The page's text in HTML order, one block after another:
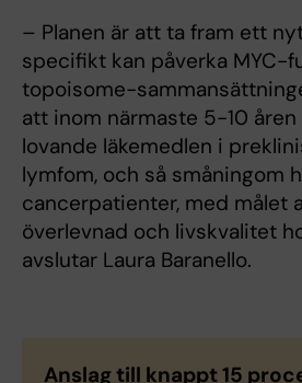
– Planen är att ta fram ett
specifikt kan påverka MYC-
topoisome-
att inom närmaste 5-10
lovande läkemedlen i
lymfom, och så småningom
cancerpatienter, med målet
överlevnad och livskvalitet
avslutar Laura Baranello.
Anslag till knappt 15